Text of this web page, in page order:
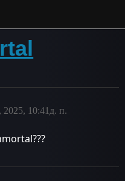
10:41д. п.